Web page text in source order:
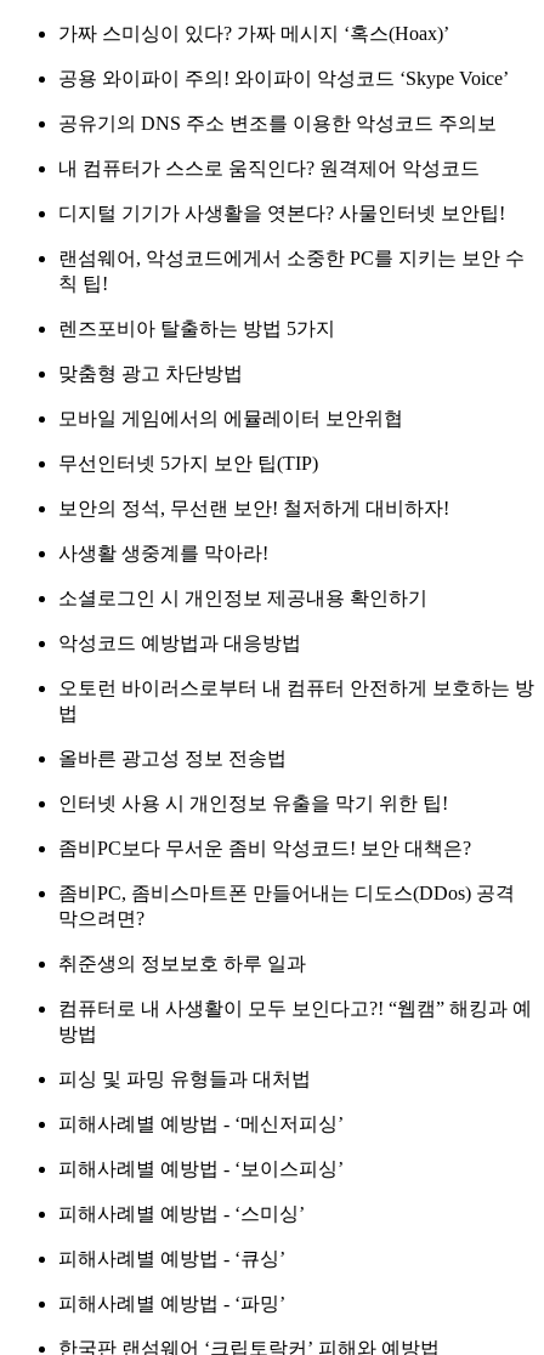
가짜 스미싱이 있다? 가짜 메시지 ‘혹스(Hoax)’
공용 와이파이 주의! 와이파이 악성코드 ‘Skype Voice’
공유기의 DNS 주소 변조를 이용한 악성코드 주의보
내 컴퓨터가 스스로 움직인다? 원격제어 악성코드
디지털 기기가 사생활을 엿본다? 사물인터넷 보안팁!
랜섬웨어, 악성코드에게서 소중한 PC를 지키는 보안 수
칙 팁!
렌즈포비아 탈출하는 방법 5가지
맞춤형 광고 차단방법
모바일 게임에서의 에뮬레이터 보안위협
무선인터넷 5가지 보안 팁(TIP)
보안의 정석, 무선랜 보안! 철저하게 대비하자!
사생활 생중계를 막아라!
소셜로그인 시 개인정보 제공내용 확인하기
악성코드 예방법과 대응방법
오토런 바이러스로부터 내 컴퓨터 안전하게 보호하는 방
법
올바른 광고성 정보 전송법
인터넷 사용 시 개인정보 유출을 막기 위한 팁!
좀비PC보다 무서운 좀비 악성코드! 보안 대책은?
좀비PC, 좀비스마트폰 만들어내는 디도스(DDos) 공격
막으려면?
취준생의 정보보호 하루 일과
컴퓨터로 내 사생활이 모두 보인다고?! “웹캠” 해킹과 예
방법
피싱 및 파밍 유형들과 대처법
피해사례별 예방법 - ‘메신저피싱’
피해사례별 예방법 - ‘보이스피싱’
피해사례별 예방법 - ‘스미싱’
피해사례별 예방법 - ‘큐싱’
피해사례별 예방법 - ‘파밍’
한국판 랜섬웨어 ‘크립토락커’ 피해와 예방법